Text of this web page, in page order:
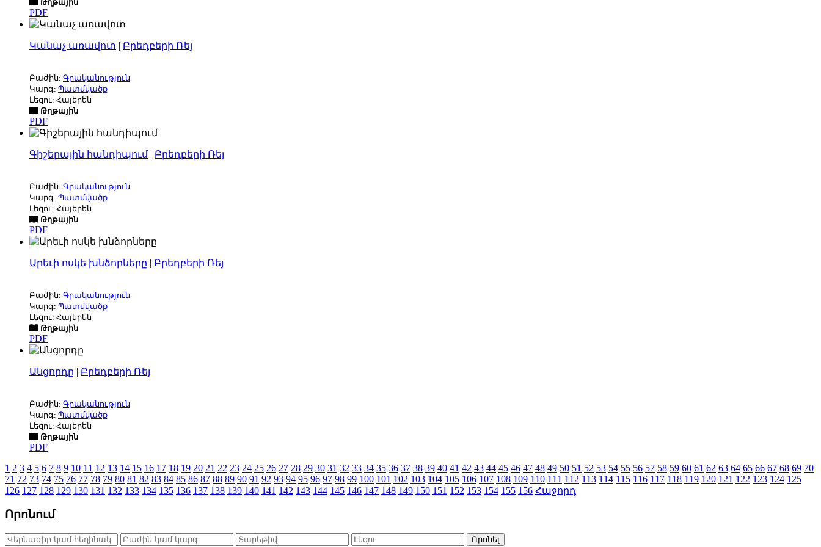
Թղթային
PDF
Կանաչ առավոտ | Բրեդբերի Ռեյ
Բաժին: Գրականություն
Կարգ: Պատմվածք
Լեզու: Հայերեն
Թղթային
PDF
Գիշերային հանդիպում| Բրեդբերի Ռեյ
Բաժին: Գրականություն
Կարգ: Պատմվածք
Լեզու: Հայերեն
Թղթային
PDF
Արեւի ոսկե խնձորները | Բրեդբերի Ռեյ
Բաժին: Գրականություն
Կարգ: Պատմվածք
Լեզու: Հայերեն
Թղթային
PDF
Անցորդը | Բրեդբերի Ռեյ
Բաժին: Գրականություն
Կարգ: Պատմվածք
Լեզու: Հայերեն
Թղթային
PDF
1 2 3 4 5 6 7 8 9 10 11 12 13 14 15 16 17 18 19 20 21 22 23 24 25 26 27 28 29 30 31 32 33 34 35 36 37 38 39 40 41 42 43 44 45 46 47 48 49 50 51 52 53 54 55 56 57 58 59 60 61 62 63 64 65 66 67 68 69 70
71 72 73 74 75 76 77 78 79 80 81 82 83 84 85 86 87 88 89 90 91 92 93 94 95 96 97 98 99 100 101 102 103 104 105 106 107 108 109 110 111 112 113 114 115 116 117 118 119 120 121 122 123 124 125
126 127 128 129 130 131 132 133 134 135 136 137 138 139 140 141 142 143 144 145 146 147 148 149 150 151 152 153 154 155 156 Հաջորդ
Որոնում
Որոնել